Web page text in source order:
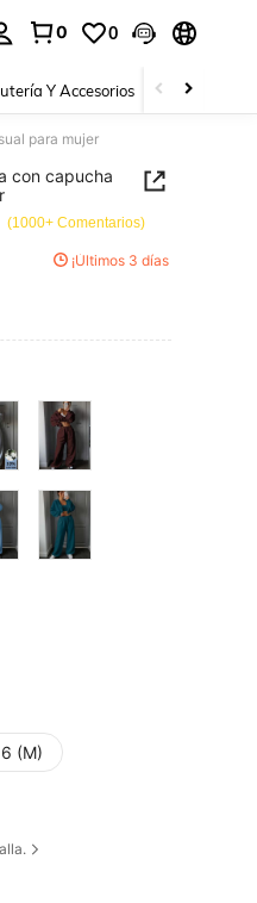
0 0
Y Accesorios Zapatos
para mujer
con capucha
(1000+ Comentarios)
¡Últimos 3 días
6 (M)